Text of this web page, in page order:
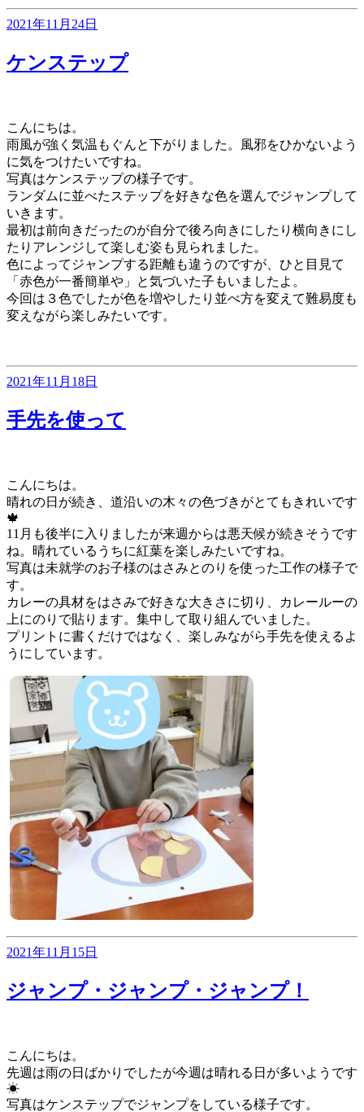
投
日:
2021年11月24日
ケンステップ
こんにちは。
雨風が強く気温もぐんと下がりました。風邪をひかないよう
に気をつけたいですね。
写真はケンステップの様子です。
ランダムに並べたステップを好きな色を選んでジャンプして
いきます。
最初は前向きだったのが自分で後ろ向きにしたり横向きにし
たりアレンジして楽しむ姿も見られました。
色によってジャンプする距離も違うのですが、ひと目見て
「赤色が一番簡単や」と気づいた子もいましたよ。
今回は３色でしたが色を増やしたり並べ方を変えて難易度も
変えながら楽しみたいです。
投
日:
2021年11月18日
手先を使って
こんにちは。
晴れの日が続き、道沿いの木々の色づきがとてもきれいです
🍁
11月も後半に入りましたが来週からは悪天候が続きそうです
ね。晴れているうちに紅葉を楽しみたいですね。
写真は未就学のお子様のはさみとのりを使った工作の様子で
す。
カレーの具材をはさみで好きな大きさに切り、カレールーの
上にのりで貼ります。集中して取り組んでいました。
プリントに書くだけではなく、楽しみながら手先を使えるよ
うにしています。
投
日:
2021年11月15日
ジャンプ・ジャンプ・ジャンプ！
こんにちは。
先週は雨の日ばかりでしたが今週は晴れる日が多いようです
☀
写真はケンステップでジャンプをしている様子です。